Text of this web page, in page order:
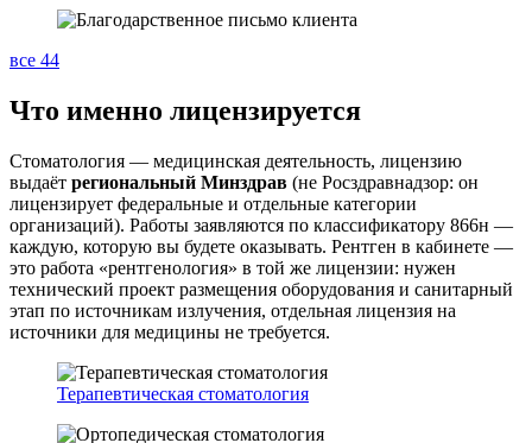
все 44
Что именно лицензируется
Стоматология — медицинская деятельность, лицензию
выдаёт региональный Минздрав (не Росздравнадзор: он
лицензирует федеральные и отдельные категории
организаций). Работы заявляются по классификатору 866н —
каждую, которую вы будете оказывать. Рентген в кабинете —
это работа «рентгенология» в той же лицензии: нужен
технический проект размещения оборудования и санитарный
этап по источникам излучения, отдельная лицензия на
источники для медицины не требуется.
Терапевтическая стоматология